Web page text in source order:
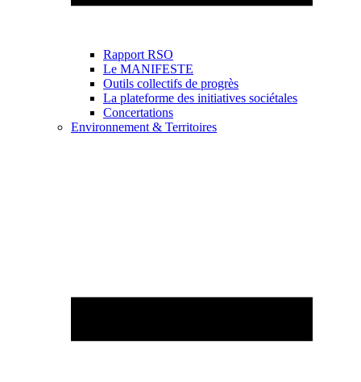
Rapport RSO
Le MANIFESTE
Outils collectifs de progrès
La plateforme des initiatives sociétales
Concertations
Environnement & Territoires